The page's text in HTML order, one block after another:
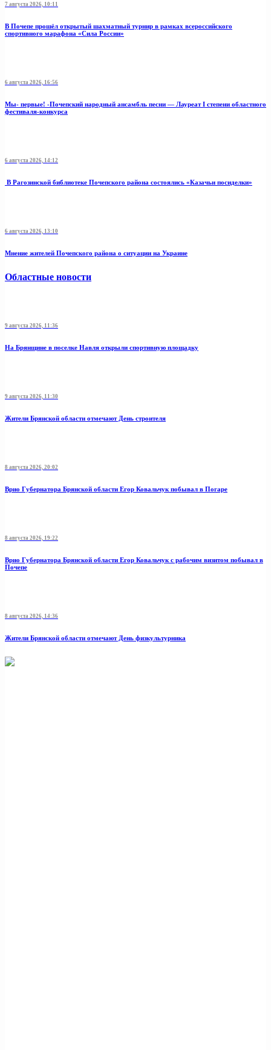
7 августа 2026, 10:11
В Почепе прошёл открытый шахматный турнир в рамках всероссийского
спортивного марафона «Сила России»
6 августа 2026, 16:56
Мы- первые! -Почепский народный ансамбль песни — Лауреат I степени областного
фестиваля-конкурса
6 августа 2026, 14:12
В Рагозинской библиотеке Почепского района состоялись «Казачьи посиделки»
6 августа 2026, 13:10
Мнение жителей Почепского района о ситуации на Украине
Областные новости
9 августа 2026, 11:36
На Брянщине в поселке Навля открыли спортивную площадку
9 августа 2026, 11:30
Жители Брянской области отмечают День строителя
8 августа 2026, 20:02
Врио Губернатора Брянской области Егор Ковальчук побывал в Погаре
8 августа 2026, 19:22
Врио Губернатора Брянской области Егор Ковальчук с рабочим визитом побывал в
Почепе
8 августа 2026, 14:36
Жители Брянской области отмечают День физкультурника